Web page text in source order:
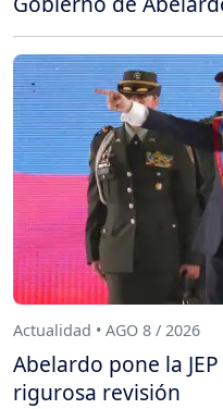
Actualidad • AGO 8 / 2026
Abelardo pone la
rigurosa revisión